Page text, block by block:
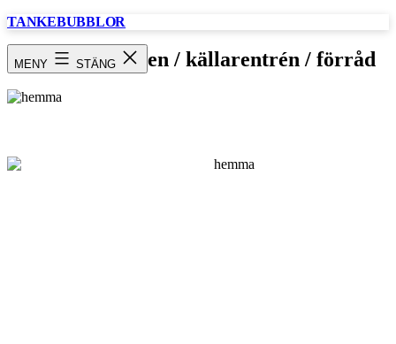
Hoppa
TANKEBUBBLOR
MENY STÄNG
hallen i källaren / källarentrén / förråd